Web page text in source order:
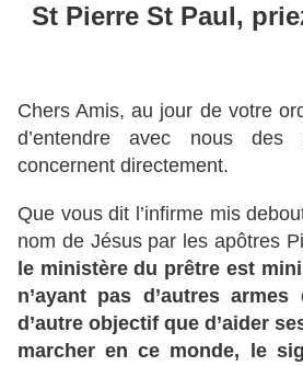
St Pierre St Paul,
Chers Amis, au jour de votre
d’entendre avec nous des
concernent directement.
Que vous dit l’infirme mis
nom de Jésus par les apôtres
le ministère du prêtre est
n’ayant pas d’autres
d’autre objectif que d’aider
marcher en ce monde, le